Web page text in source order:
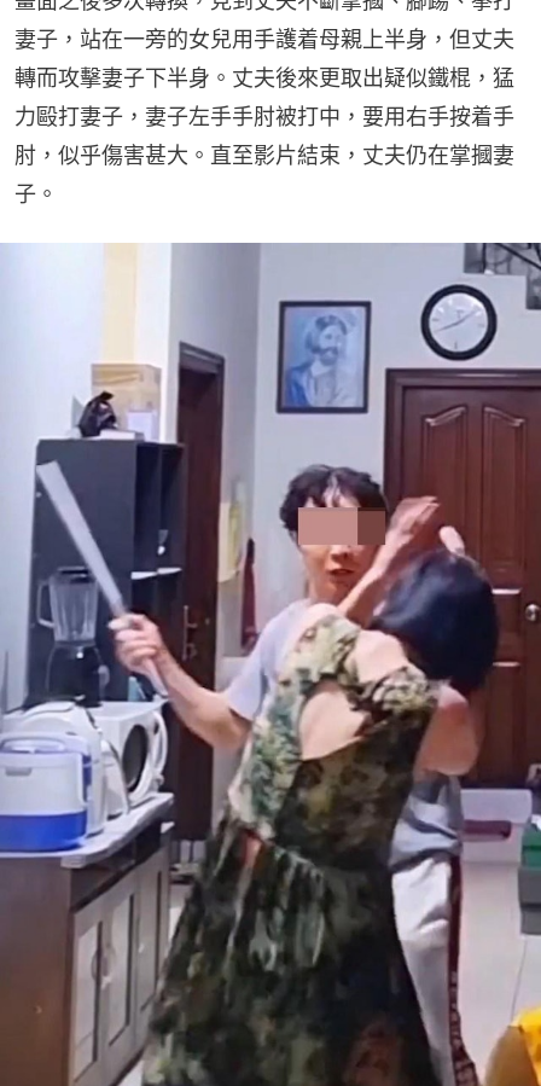
妻子，站在一旁的女兒用手護着母親上半身，但丈夫
轉而攻擊妻子下半身。丈夫後來更取出疑似鐵棍，猛
力毆打妻子，妻子左手手肘被打中，要用右手按着手
肘，似乎傷害甚大。直至影片結束，丈夫仍在掌摑妻
子。